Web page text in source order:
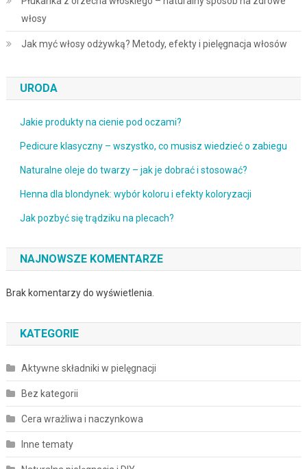
włosy
Jak myć włosy odżywką? Metody, efekty i pielęgnacja włosów
URODA
Jakie produkty na cienie pod oczami?
Pedicure klasyczny – wszystko, co musisz wiedzieć o zabiegu
Naturalne oleje do twarzy – jak je dobrać i stosować?
Henna dla blondynek: wybór koloru i efekty koloryzacji
Jak pozbyć się trądziku na plecach?
NAJNOWSZE KOMENTARZE
Brak komentarzy do wyświetlenia.
KATEGORIE
Aktywne składniki w pielęgnacji
Bez kategorii
Cera wrażliwa i naczynkowa
Inne tematy